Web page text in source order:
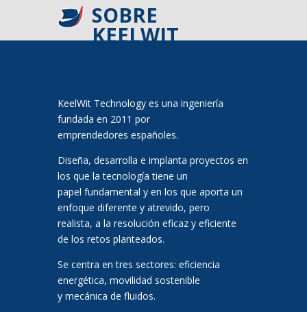
SOBRE
KEELWIT
KeelWit Technology es una ingeniería
fundada en 2011 por
emprendedores españoles.
Diseña, desarrolla e implanta proyectos en
los que la tecnología tiene un
papel fundamental y en los que aporta un
enfoque diferente y atrevido, pero
realista, a la resolución eficaz y eficiente
de los retos planteados.
Se centra en tres sectores: eficiencia
energética, movilidad sostenible
y mecánica de fluidos.